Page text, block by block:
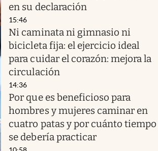
en su declaración
15:46
Ni caminata ni gimnasio ni
bicicleta fija: el ejercicio ideal
para cuidar el corazón: mejora la
circulación
14:36
Por que es beneficioso para
hombres y mujeres caminar en
cuatro patas y por cuánto tiempo
se debería practicar